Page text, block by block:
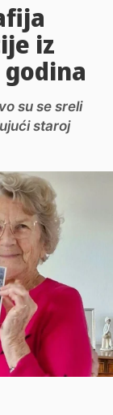
iz
su se sreli
staroj